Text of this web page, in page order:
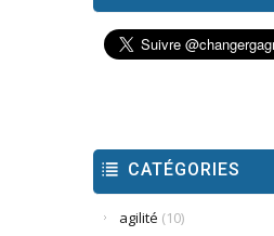
CATÉGORIES
agilité (10)